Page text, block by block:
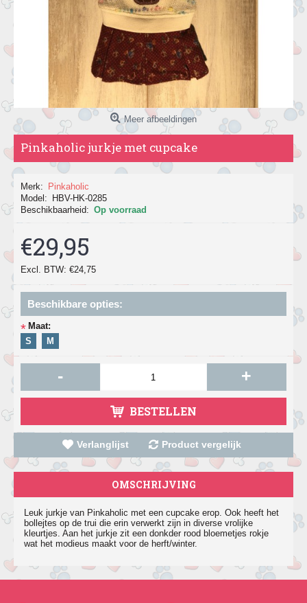
Meer afbeeldingen
Pinkaholic jurkje met cupcake
Merk:
Pinkaholic
Model:
HBV-HK-0285
Beschikbaarheid: Op voorraad
€29,95
Excl. BTW: €24,75
Beschikbare opties:
* Maat:
S
M
- +
BESTELLEN
Verlanglijst Product vergelijk
OMSCHRIJVING
Leuk jurkje van Pinkaholic met een cupcake erop. Ook heeft het
bollejtes op de trui die erin verwerkt zijn in diverse vrolijke
kleurtjes. Aan het jurkje zit een donkder rood bloemetjes rokje
wat het modieus maakt voor de herft/winter.